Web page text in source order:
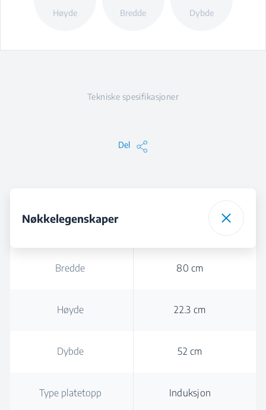
Høyde Bredde Dybde
Tekniske spesifikasjoner
Del
Nøkkelegenskaper
Bredde 80 cm
Høyde 22.3 cm
Dybde 52 cm
Type platetopp Induksjon